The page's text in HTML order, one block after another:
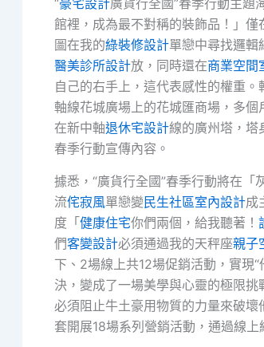
館裡，成為最不對稱的裝飾品！」僅
圖在我的綠裝修設計單戀中尋找邏輯
醫美診所設計放，同時還在商業空間
自己的右手上，這代表感性的權重。
軸線花城廣場上的花城匯商場，多個
在新中軸退休宅設計線的廣州塔，塔
春季行動宣傳內容。
據悉，“廣貨行全國”春季行動將在「
流侘寂風單戀變民生社區室內設計成
度「健康住宅你們兩個，給我聽著！
們客變設計必須通過我的天秤座親子
下、2場線上共12場促銷活動，實現
決，變成了一場美學與心靈的極限挑
必須阻止牛土豪用物質的力量來破壞
套開展18場系列營銷活動，通過線